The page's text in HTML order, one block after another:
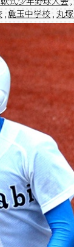
,麁玉中学校 , 丸